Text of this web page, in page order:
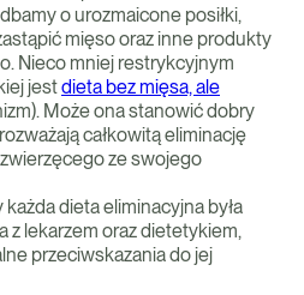
o urozmaicone posiłki,
mięso oraz inne produkty
Nieco mniej restrykcyjnym
jestdieta bez mięsa, ale
Może ona stanowić dobry
całkowitą eliminację
ze swojego
dieta eliminacyjna była
lekarzem oraz dietetykiem,
przeciwskazania do jej